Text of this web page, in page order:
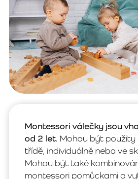
Montessori válečky jsou
od 2 let. Mohou být použity
třídě, individuálně nebo ve
Mohou být také
montessori pomůckami a